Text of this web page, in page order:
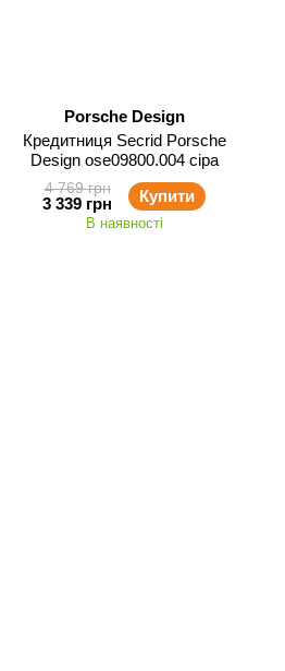
Porsche Design
Кредитниця Secrid Porsche
Design ose09800.004 сіра
4 769 грн
3 339 грн Купити
В наявності